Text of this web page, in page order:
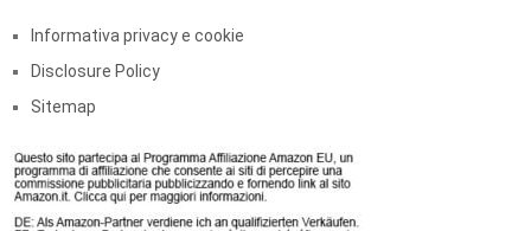
Informativa privacy e cookie
Disclosure Policy
Sitemap